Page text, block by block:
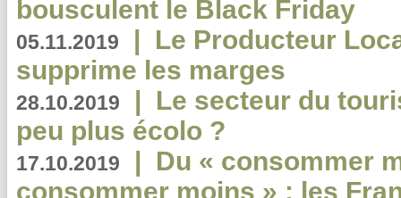
bousculent le Black Friday
05.11.2019 | Le Producteur
supprime les marges
28.10.2019 | Le secteur du
peu plus écolo ?
17.10.2019 | Du « consommer
consommer moins » : les